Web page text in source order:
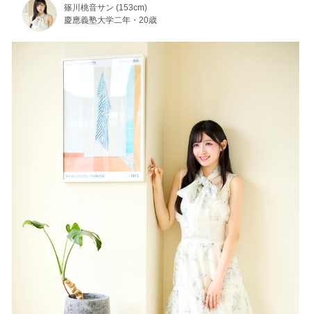
篠川桃音サン (153cm)
慶應義塾大学二年・20歳